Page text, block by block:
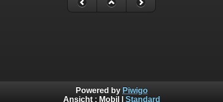
Powered by Piwigo
Ansicht : Mobil Standard